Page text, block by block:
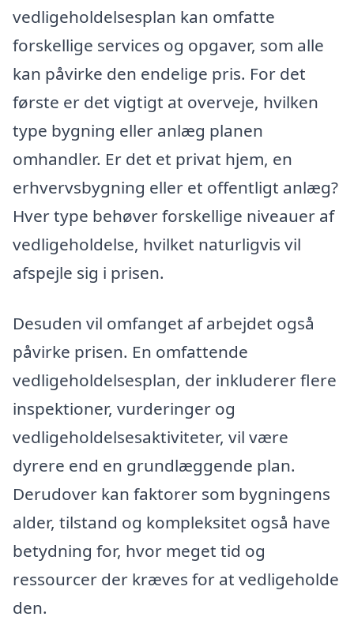
vedligeholdelsesplan kan omfatte
forskellige services og opgaver, som alle
kan påvirke den endelige pris. For det
første er det vigtigt at overveje, hvilken
type bygning eller anlæg planen
omhandler. Er det et privat hjem, en
erhvervsbygning eller et offentligt anlæg?
Hver type behøver forskellige niveauer af
vedligeholdelse, hvilket naturligvis vil
afspejle sig i prisen.
Desuden vil omfanget af arbejdet også
påvirke prisen. En omfattende
vedligeholdelsesplan, der inkluderer flere
inspektioner, vurderinger og
vedligeholdelsesaktiviteter, vil være
dyrere end en grundlæggende plan.
Derudover kan faktorer som bygningens
alder, tilstand og kompleksitet også have
betydning for, hvor meget tid og
ressourcer der kræves for at vedligeholde
den.